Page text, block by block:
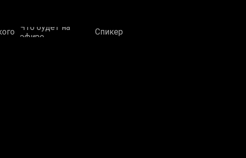
Что будет на
эфире
Спикер